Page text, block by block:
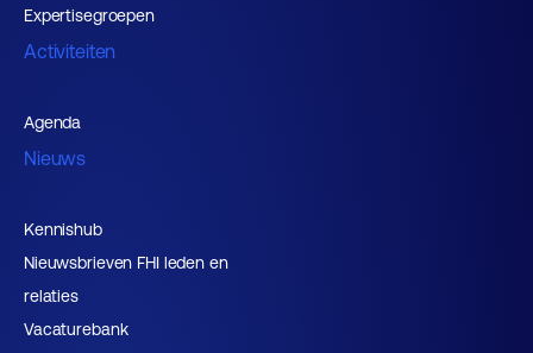
Expertisegroepen
Activiteiten
Agenda
Nieuws
Kennishub
Nieuwsbrieven FHI leden en
relaties
Vacaturebank